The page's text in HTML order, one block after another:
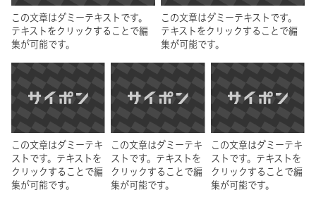
この文章はダミーテキストです。
テキストをクリックすることで編
集が可能です。
この文章はダミーテキストです。
テキストをクリックすることで編
集が可能です。
この文章はダミーテキ
ストです。テキストを
クリックすることで編
集が可能です。
この文章はダミーテキ
ストです。テキストを
クリックすることで編
集が可能です。
この文章はダミーテキ
ストです。テキストを
クリックすることで編
集が可能です。